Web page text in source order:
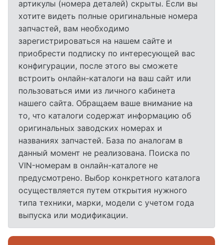
артикулы (номера деталей) скрыты. Если вы
хотите видеть полные оригинальные номера
запчастей, вам необходимо
зарегистрироваться на нашем сайте и
приобрести подписку по интересующей вас
конфигурации, после этого вы сможете
встроить онлайн-каталоги на ваш сайт или
пользоваться ими из личного кабинета
нашего сайта. Обращаем ваше внимание на
то, что каталоги содержат информацию об
оригинальных заводских номерах и
названиях запчастей. База по аналогам в
данный момент не реализована. Поиска по
VIN-номерам в онлайн-каталоге не
предусмотрено. Выбор конкретного каталога
осуществляется путем открытия нужного
типа техники, марки, модели с учетом года
выпуска или модификации.